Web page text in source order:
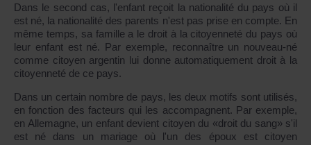
Dans le second cas, l'enfant reçoit la nationalité du pays où il
est né, la nationalité des parents n'est pas prise en compte. En
même temps, sa famille a le droit à la citoyenneté du pays où
leur enfant est né. Par exemple, reconnaître un nouveau-né
comme citoyen argentin lui donne automatiquement droit à la
citoyenneté de ce pays.
Dans un certain nombre de pays, les deux motifs sont utilisés,
en fonction des facteurs qui les accompagnent. Par exemple,
en Allemagne, un enfant devient citoyen du «droit du sang» s'il
est né dans un mariage où l'un des époux est citoyen